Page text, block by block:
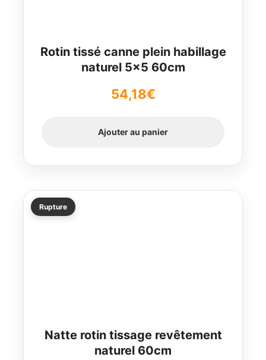
Rotin tissé canne plein habillage
naturel 5×5 60cm
54,18€
Ajouter au panier
Rupture
Natte rotin tissage revêtement
naturel 60cm